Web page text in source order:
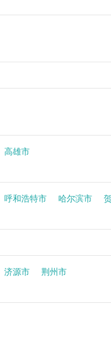
高雄市
呼和浩特市 哈尔滨市
济源市 荆州市